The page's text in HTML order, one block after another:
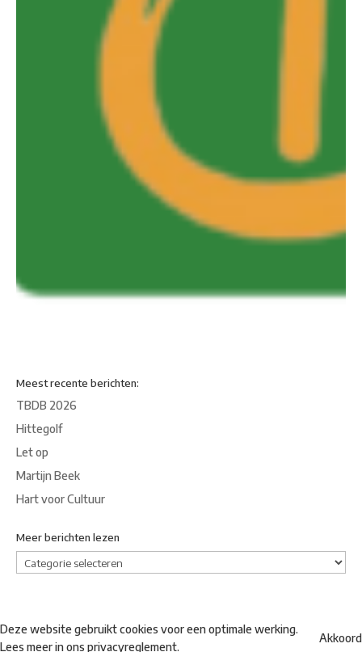
Meest recente berichten:
TBDB 2026
Hittegolf
Let op
Martijn Beek
Hart voor Cultuur
Meer berichten lezen
Meer
berichten
Deze website gebruikt cookies voor een optimale werking.
Lees meer in ons privacyreglement.
Akkoord